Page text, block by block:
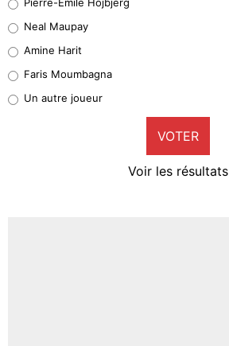
5%
1%
9%
Neal Maupay
Amine Harit
Faris Moumbagna
Un autre joueur
VOTER
Voir les résultats